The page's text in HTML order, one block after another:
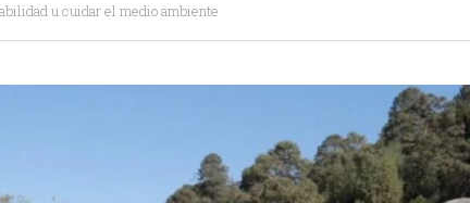
u cuidar el medio ambiente